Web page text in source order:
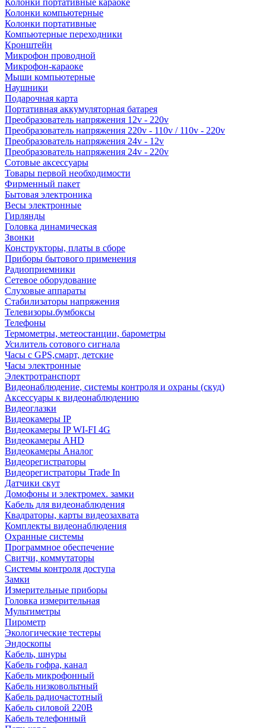
Колонки портативные караоке
Колонки компьютерные
Колонки портативные
Компьютерные переходники
Кронштейн
Микрофон проводной
Микрофон-караоке
Мыши компьютерные
Наушники
Подарочная карта
Портативная аккумуляторная батарея
Преобразователь напряжения 12v - 220v
Преобразователь напряжения 220v - 110v / 110v - 220v
Преобразователь напряжения 24v - 12v
Преобразователь напряжения 24v - 220v
Сотовые аксессуары
Товары первой необходимости
Фирменный пакет
Бытовая электроника
Весы электронные
Гирлянды
Головка динамическая
Звонки
Конструкторы, платы в сборе
Приборы бытового применения
Радиоприемники
Сетевое оборудование
Слуховые аппараты
Стабилизаторы напряжения
Телевизоры.бумбоксы
Телефоны
Термометры, метеостанции, барометры
Усилитель сотового сигнала
Часы с GPS,смарт, детские
Часы электронные
Электротранспорт
Видеонаблюдение, системы контроля и охраны (скуд)
Аксессуары к видеонаблюдению
Видеоглазки
Видеокамеры IP
Видеокамеры IP WI-FI 4G
Видеокамеры AHD
Видеокамеры Аналог
Видеорегистраторы
Видеорегистраторы Trade In
Датчики скут
Домофоны и электромех. замки
Кабель для видеонаблюдения
Квадраторы, карты видеозахвата
Комплекты видеонаблюдения
Охранные системы
Программное обеспечение
Свитчи, коммутаторы
Системы контроля доступа
Замки
Измерительные приборы
Головка измерительная
Мультиметры
Пирометр
Экологические тестеры
Эндоскопы
Кабель, шнуры
Кабель гофра, канал
Кабель микрофонный
Кабель низковольтный
Кабель радиочастотный
Кабель силовой 220В
Кабель телефонный